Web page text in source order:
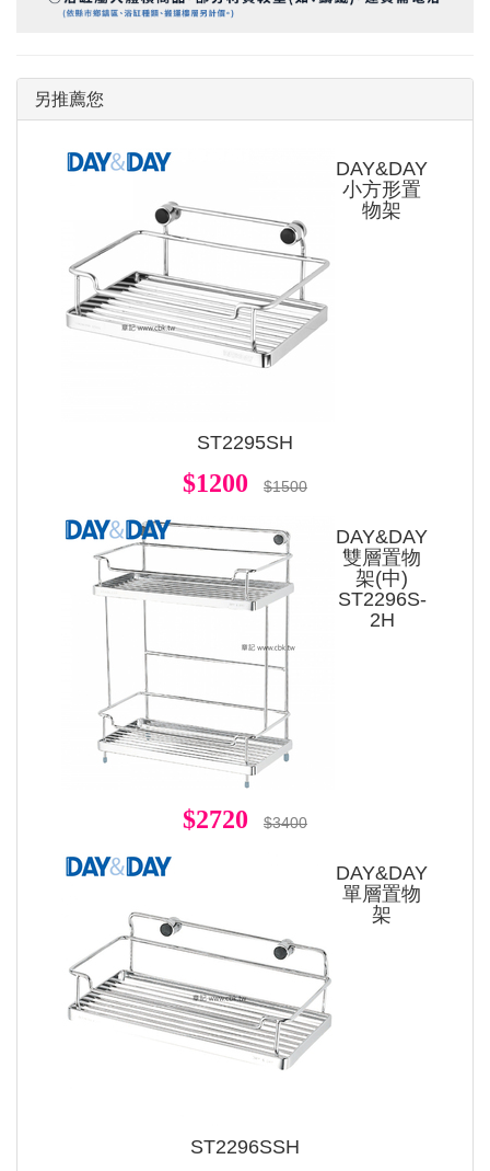
另推薦您
DAY&DAY
小方形置
物架
ST2295SH
$1200 $1500
DAY&DAY
雙層置物
架(中)
ST2296S-
2H
$2720 $3400
DAY&DAY
單層置物
架
ST2296SSH